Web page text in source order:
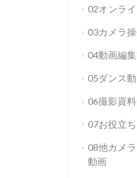
02オンライ
03カメラ
04動画編集
05ダンス動
06撮影資
07お役立
08他カメ
動画